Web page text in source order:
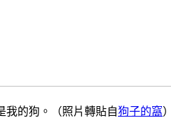
我的狗。（照片轉貼自狗子的窩）